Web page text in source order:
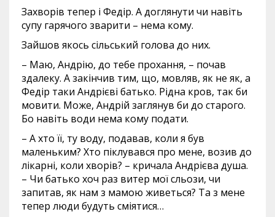
Захворів тепер і Федір. А доглянути чи навіть
супу гарячого зварити – нема кому.
Зайшов якось сільський голова до них.
– Маю, Андрію, до тебе прохання, – почав
здалеку. А закінчив тим, що, мовляв, як не як, а
Федір таки Андрієві батько. Рідна кров, так би
мовити. Може, Андрій заглянув би до старого.
Бо навіть води нема кому подати.
– А хто її, ту воду, подавав, коли я був
маленьким? Хто піклувався про мене, возив до
лікарні, коли хворів? – кричала Андрієва душа.
– Чи батько хоч раз витер мої сльози, чи
запитав, як нам з мамою живеться? Та з мене
тепер люди будуть сміятися…